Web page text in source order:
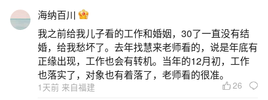
的问题，但是小问题不注意可能会引起大麻烦，下
面就这个问题给大家做一些解读：
一、荥阳杜四算卦最厉害三个东西
1.老字号与高知名度杜四算卦铺是荥阳老字号
海纳百川
我之前给我儿子看的工作和婚姻，30了一直没有结
婚，给我愁坏了。去年找慧来老师看的，说是年底有
正缘出现，工作也会有转机。当年的12月初，工作
也落实了，对象也有着落了，老师看的很准。
1天前 来自福建 26